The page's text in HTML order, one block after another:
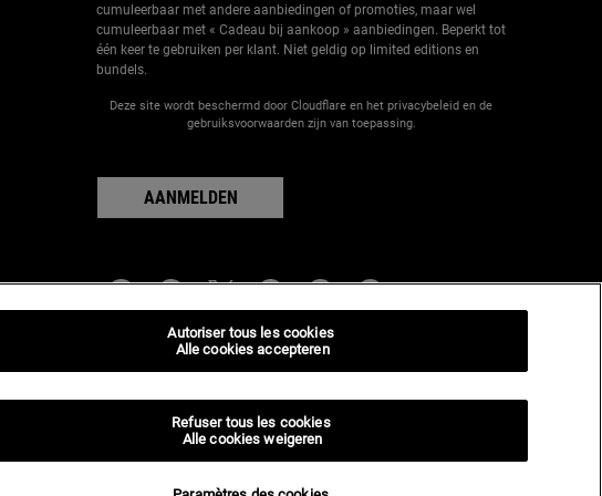
cumuleerbaar met andere aanbiedingen of promoties, maar wel
cumuleerbaar met « Cadeau bij aankoop » aanbiedingen. Beperkt tot
één keer te gebruiken per klant. Niet geldig op limited editions en
bundels.
Deze site wordt beschermd door Cloudflare en het privacybeleid en de
gebruiksvoorwaarden zijn van toepassing.
AANMELDEN
Fabrikantinformatie
kiehls@be.oaccare.com
AANKOOPOPTIE € - BE (NL)
Refuser tous les cookies
Alle cookies weigeren
Autoriser tous les cookies
Alle cookies accepteren